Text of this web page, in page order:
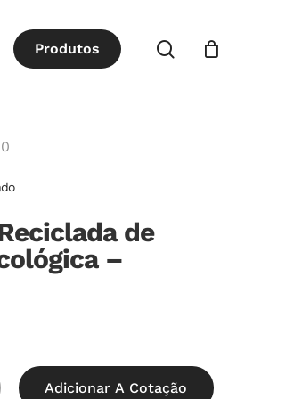
Produtos procurar
de
–
Adicionar A Cotação